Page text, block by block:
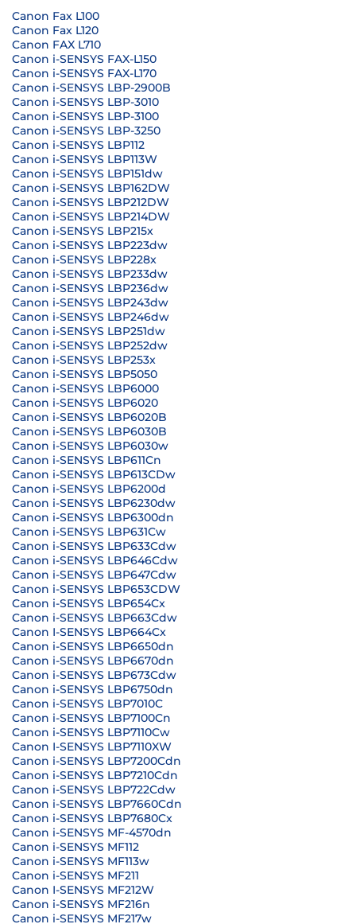
Canon Fax L100
Canon Fax L120
Canon FAX L710
Canon i-SENSYS FAX-L150
Canon i-SENSYS FAX-L170
Canon i-SENSYS LBP-2900B
Canon i-SENSYS LBP-3010
Canon i-SENSYS LBP-3100
Canon i-SENSYS LBP-3250
Canon i-SENSYS LBP112
Canon i-SENSYS LBP113W
Canon i-SENSYS LBP151dw
Canon i-SENSYS LBP162DW
Canon i-SENSYS LBP212DW
Canon i-SENSYS LBP214DW
Canon i-SENSYS LBP215x
Canon i-SENSYS LBP223dw
Canon i-SENSYS LBP228x
Canon i-SENSYS LBP233dw
Canon i-SENSYS LBP236dw
Canon i-SENSYS LBP243dw
Canon i-SENSYS LBP246dw
Canon i-SENSYS LBP251dw
Canon i-SENSYS LBP252dw
Canon i-SENSYS LBP253x
Canon i-SENSYS LBP5050
Canon i-SENSYS LBP6000
Canon i-SENSYS LBP6020
Canon i-SENSYS LBP6020B
Canon i-SENSYS LBP6030B
Canon i-SENSYS LBP6030w
Canon i-SENSYS LBP611Cn
Canon i-SENSYS LBP613CDw
Canon i-SENSYS LBP6200d
Canon i-SENSYS LBP6230dw
Canon i-SENSYS LBP6300dn
Canon i-SENSYS LBP631Cw
Canon i-SENSYS LBP633Cdw
Canon i-SENSYS LBP646Cdw
Canon i-SENSYS LBP647Cdw
Canon i-SENSYS LBP653CDW
Canon i-SENSYS LBP654Cx
Canon i-SENSYS LBP663Cdw
Canon I-SENSYS LBP664Cx
Canon i-SENSYS LBP6650dn
Canon i-SENSYS LBP6670dn
Canon i-SENSYS LBP673Cdw
Canon i-SENSYS LBP6750dn
Canon i-SENSYS LBP7010C
Canon i-SENSYS LBP7100Cn
Canon i-SENSYS LBP7110Cw
Canon I-SENSYS LBP7110XW
Canon i-SENSYS LBP7200Cdn
Canon i-SENSYS LBP7210Cdn
Canon i-SENSYS LBP722Cdw
Canon i-SENSYS LBP7660Cdn
Canon i-SENSYS LBP7680Cx
Canon i-SENSYS MF-4570dn
Canon i-SENSYS MF112
Canon i-SENSYS MF113w
Canon i-SENSYS MF211
Canon I-SENSYS MF212W
Canon i-SENSYS MF216n
Canon i-SENSYS MF217w